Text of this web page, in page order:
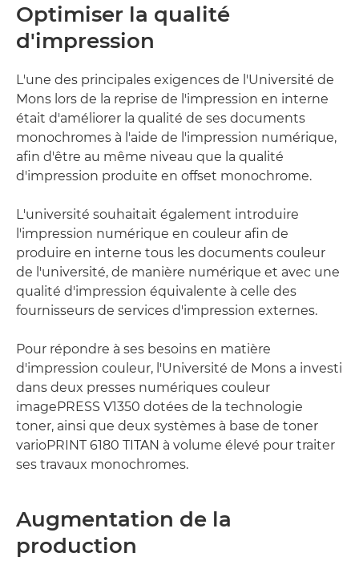
Optimiser la qualité
d'impression
L'une des principales exigences de l'Université de
Mons lors de la reprise de l'impression en interne
était d'améliorer la qualité de ses documents
monochromes à l'aide de l'impression numérique,
afin d'être au même niveau que la qualité
d'impression produite en offset monochrome.
L'université souhaitait également introduire
l'impression numérique en couleur afin de
produire en interne tous les documents couleur
de l'université, de manière numérique et avec une
qualité d'impression équivalente à celle des
fournisseurs de services d'impression externes.
Pour répondre à ses besoins en matière
d'impression couleur, l'Université de Mons a investi
dans deux presses numériques couleur
imagePRESS V1350 dotées de la technologie
toner, ainsi que deux systèmes à base de toner
varioPRINT 6180 TITAN à volume élevé pour traiter
ses travaux monochromes.
Augmentation de la
production